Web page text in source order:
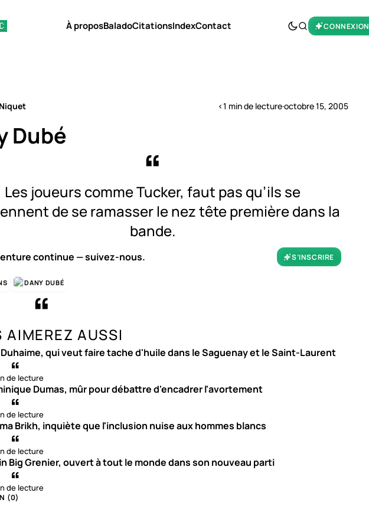
À proposBaladoCitationsIndexContact CONNEXION
<1 min de lecture·octobre 15, 2005
Dubé
Les joueurs comme Tucker, faut pas qu’ils se
de se ramasser le nez tête première dans la
bande.
continue — suivez-nous. S’INSCRIRE
DANY DUBÉ
AIMEREZ AUSSI
Duhaime, qui veut faire tache d'huile dans le Saguenay et le Saint-Laurent
de lecture
Dumas, mûr pour débattre d'encadrer l'avortement
de lecture
Brikh, inquiète que l'inclusion nuise aux hommes blancs
de lecture
Big Grenier, ouvert à tout le monde dans son nouveau parti
de lecture
(0)